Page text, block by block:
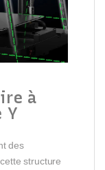
à
Y
des
structure